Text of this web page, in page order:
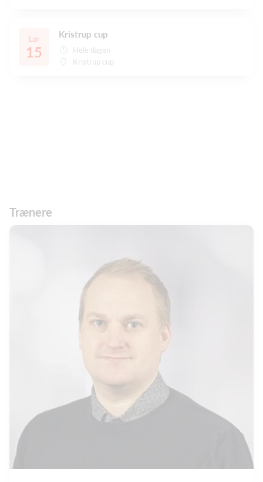
Lør
15
Kristrup cup
Hele dagen
Kristrup cup
Trænere